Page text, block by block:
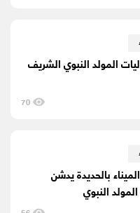
المولد النبوي الشريف
70
بالحديدة يدشن
النبوي